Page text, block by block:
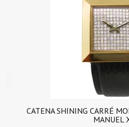
CATENA SHINING CARRÉ
MANUEL